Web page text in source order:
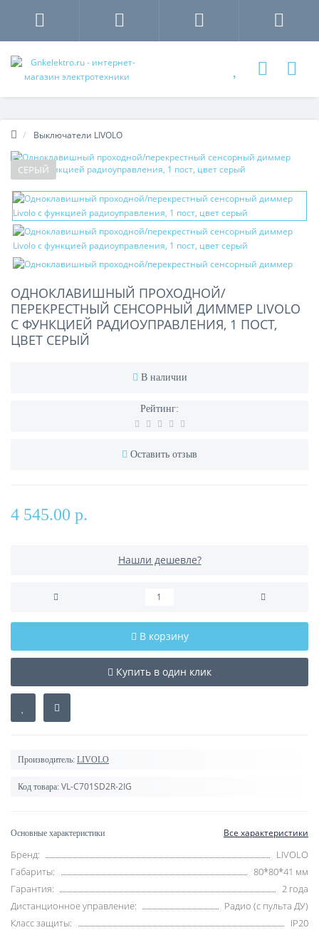
Выключатели LIVOLO
СЕРЫЙ
ОДНОКЛАВИШНЫЙ ПРОХОДНОЙ/
ПЕРЕКРЕСТНЫЙ СЕНСОРНЫЙ ДИММЕР LIVOLO
С ФУНКЦИЕЙ РАДИОУПРАВЛЕНИЯ, 1 ПОСТ,
ЦВЕТ СЕРЫЙ
В наличии
Рейтинг:
Оставить отзыв
4 545.00 р.
Нашли дешевле?
В корзину
Купить в один клик
Производитель: LIVOLO
Код товара: VL-C701SD2R-2IG
Основные характеристики Все характеристики
Бренд:
LIVOLO
Габариты:
80*80*41 мм
Гарантия:
2 года
Дистанционное управление:
Радио (с пульта ДУ)
Класс защиты:
IP20